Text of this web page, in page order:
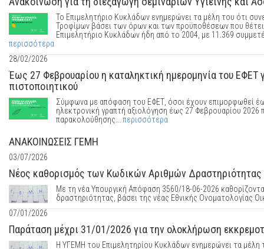
Το Επιμελητήριο Κυκλάδων ενημερώνει τα μέλη του ότι
Τροφίμων βάσει των όρων και των προϋποθέσεων που
Επιμελητήριο Κυκλάδων ήδη από το 2004, με 11.369
περισσότερα
28/02/2026
Έως 27 Φεβρουαρίου η καταληκτική ημερομηνία του
πιστοποιητικού
Σύμφωνα με απόφαση του ΕΦΕΤ, όσοι έχουν επιμορφωθεί
ηλεκτρονική γραπτή αξιολόγηση έως 27 Φεβρουαρίου 2026
παρακολούθησης... περισσότερα
ΑΝΑΚΟΙΝΩΣΕΙΣ ΓΕΜΗ
03/07/2026
Νέος καθορισμός των Κωδικών Αριθμών
Με τη νέα Υπουργική Απόφαση 3560/18-06-2026
δραστηριότητας, βάσει της νέας Εθνικής Ονοματολογίας
07/01/2026
Παράταση μέχρι 31/01/2026 για την ολοκλήρωση
Η ΥΓΕΜΗ του Επιμελητηρίου Κυκλάδων ενημερώνει τα